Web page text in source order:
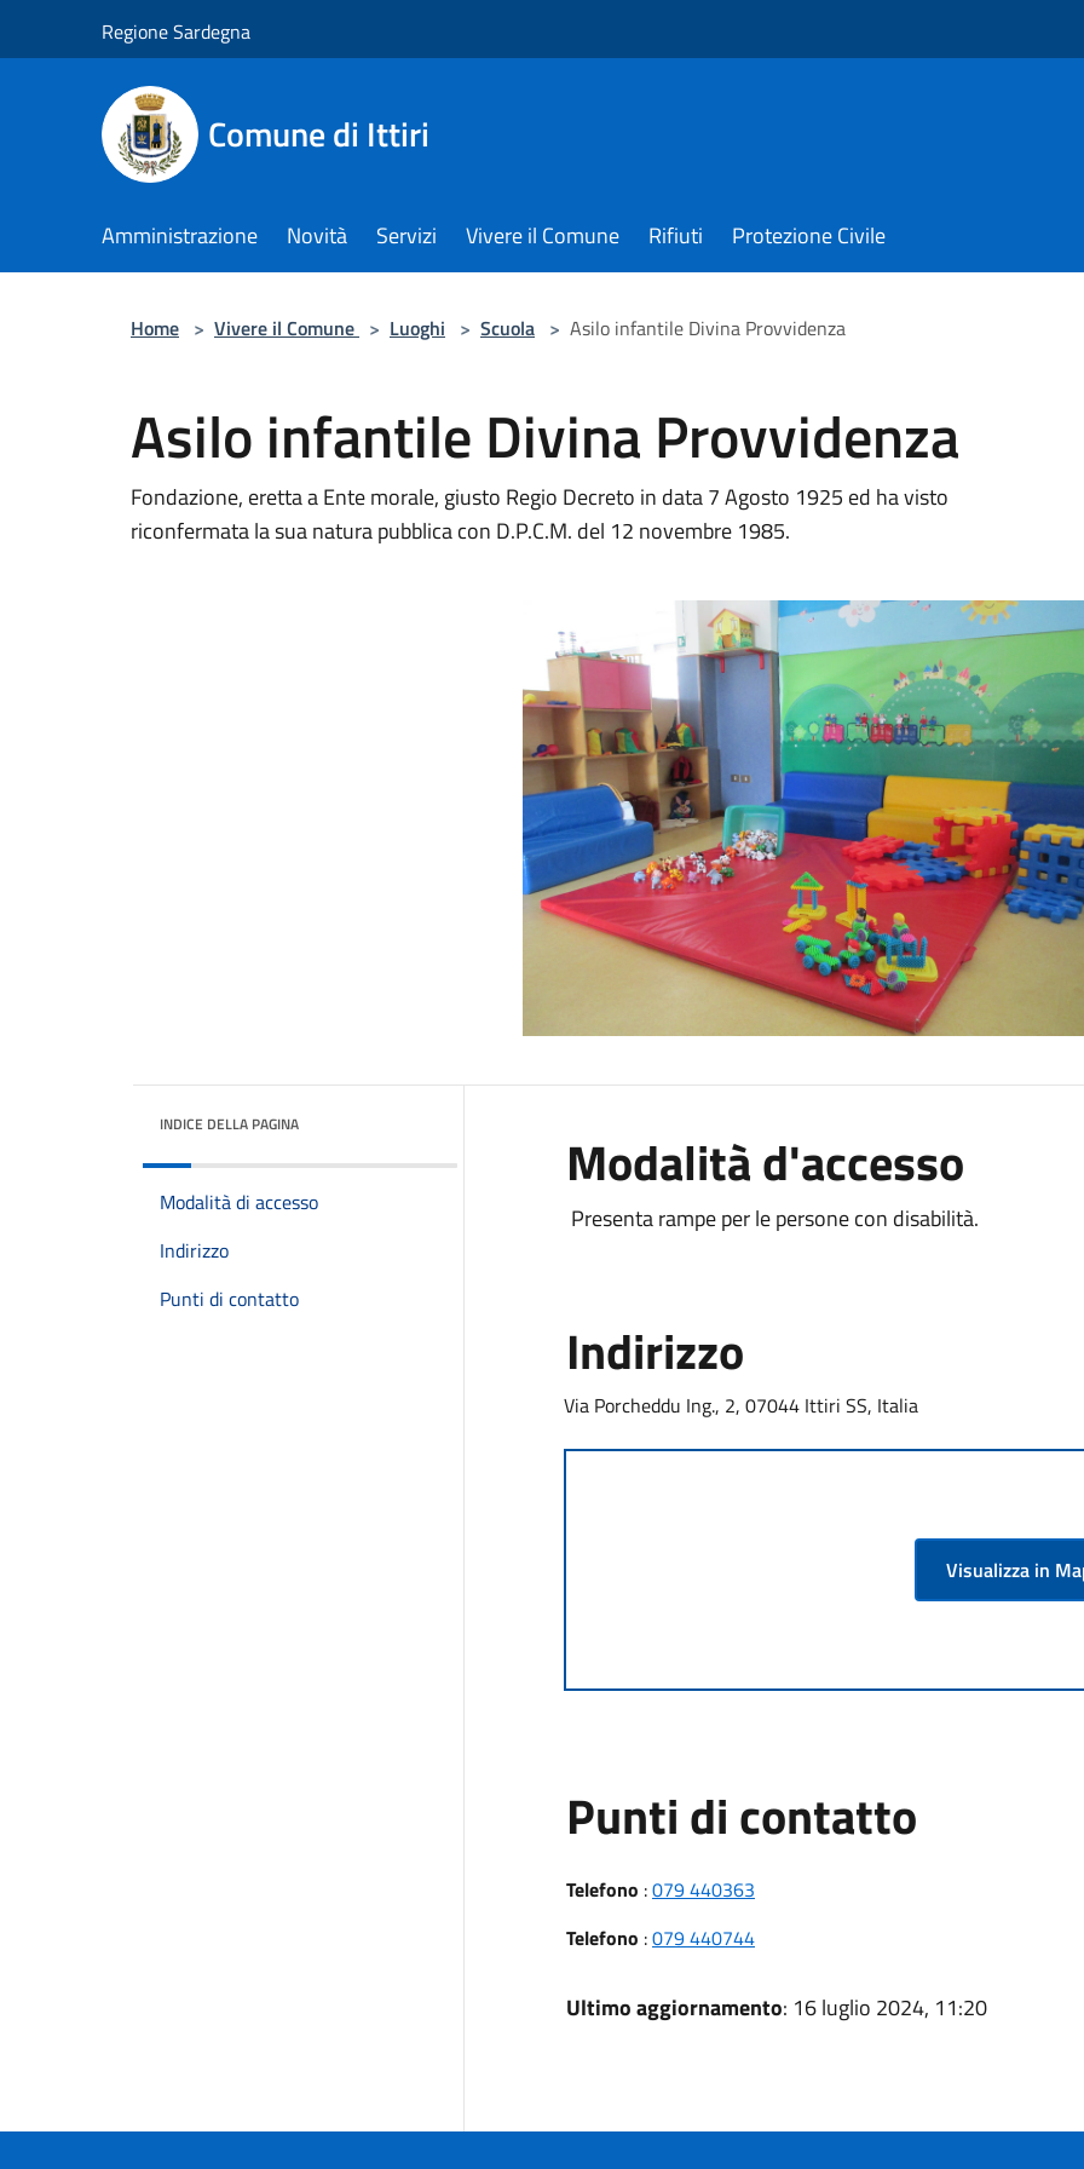
Regione Sardegna
Comune di Ittiri
Amministrazione Novità Servizi Vivere il Comune Rifiuti Protezione Civile
Home > Vivere il Comune > Luoghi > Scuola > Asilo infantile Divina Provvidenza
Asilo infantile Divina Provvidenza
Fondazione, eretta a Ente morale, giusto Regio Decreto in data 7 Agosto 1925 ed ha visto
riconfermata la sua natura pubblica con D.P.C.M. del 12 novembre 1985.
INDICE DELLA PAGINA
Modalità di accesso
Indirizzo
Punti di contatto
Modalità d'accesso
Presenta rampe per le persone con disabilità.
Indirizzo
Via Porcheddu Ing., 2, 07044 Ittiri SS, Italia
Visualizza in
Punti di contatto
Telefono :079 440363
Telefono :079 440744
Ultimo aggiornamento: 16 luglio 2024, 11:20